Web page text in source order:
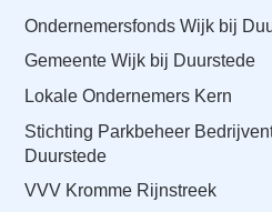
Ondernemersfonds Wijk bij
Gemeente Wijk bij Duurstede
Lokale Ondernemers Kern
Stichting Parkbeheer
Duurstede
VVV Kromme Rijnstreek